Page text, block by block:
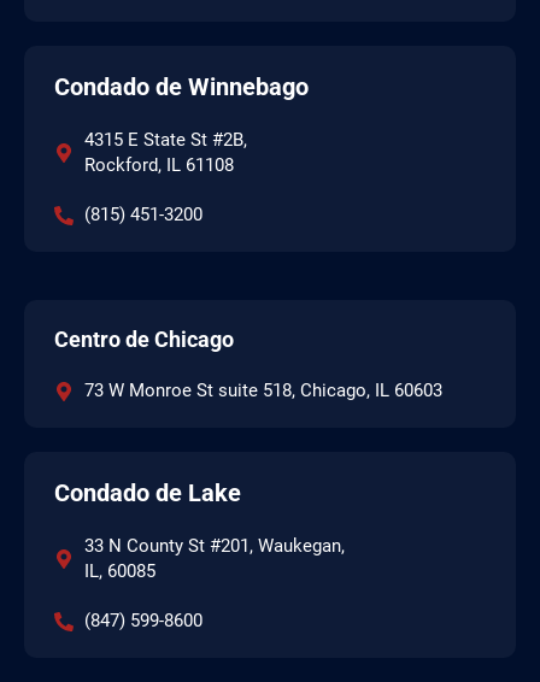
Condado de Winnebago
4315 E State St #2B,
Rockford, IL 61108
(815) 451-3200
Centro de Chicago
73 W Monroe St suite 518, Chicago, IL 60603
Condado de Lake
33 N County St #201, Waukegan,
IL, 60085
(847) 599-8600